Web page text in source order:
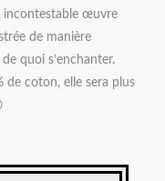
incontestable œuvre
de manière
quoi s’enchanter.
de coton, elle sera plus